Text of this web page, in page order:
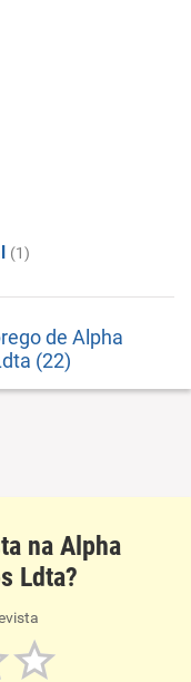
(1)
de Alpha
(22)
na Alpha
Ldta?